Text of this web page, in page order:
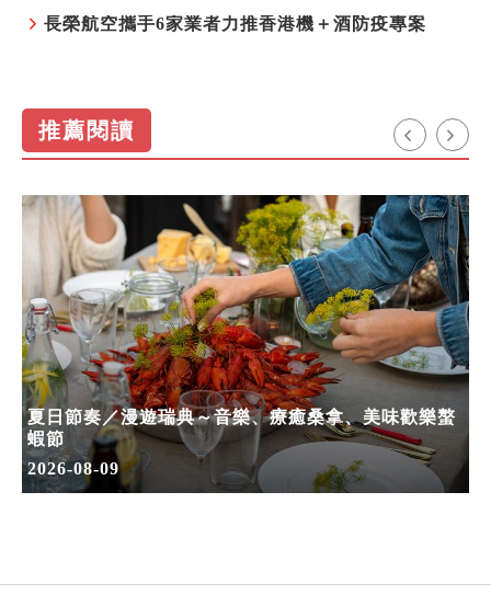
長榮航空攜手6家業者力推香港機＋酒防疫專案
推薦閱讀
夏日節奏／漫遊瑞典～音樂、療癒桑拿、美味歡樂螯
蝦節
2026-08-09